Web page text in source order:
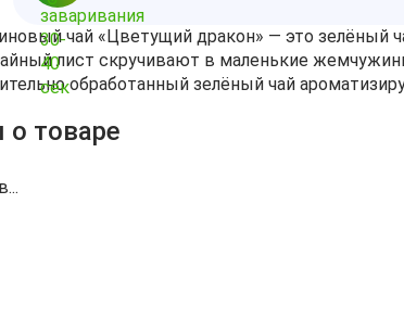
чай «Цветущий дракон» — это
лист скручивают в маленькие
обработанный зелёный чай
товаре